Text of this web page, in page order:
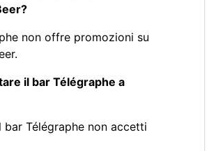
non offre promozioni su
il bar Télégraphe a
bar Télégraphe non accetti